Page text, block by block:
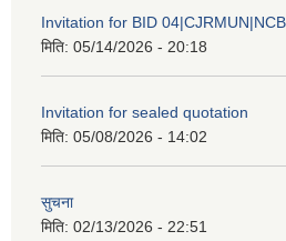
Invitation for BID
मिति: 05/14/2026 - 20:18
Invitation for sealed quotation
मिति: 05/08/2026 - 14:02
सुचना
मिति: 02/13/2026 - 22:51